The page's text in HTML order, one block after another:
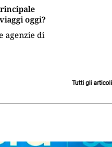
oggi?
agenzie di
Tutti gli articoli